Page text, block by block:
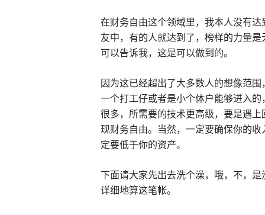
在财务自由这个领域里，我本人没有
友中，有的人就达到了，榜样的力量
可以告诉我，这是可以做到的。
因为这已经超出了大多数人的想像范
一个打工仔或者是小个体户能够进入
很多，所需要的技术更高级，要是遇
现财务自由。当然，一定要确保你的
定要低于你的资产。
下面请大家先出去洗个澡，哦，不，
详细地算这笔帐。